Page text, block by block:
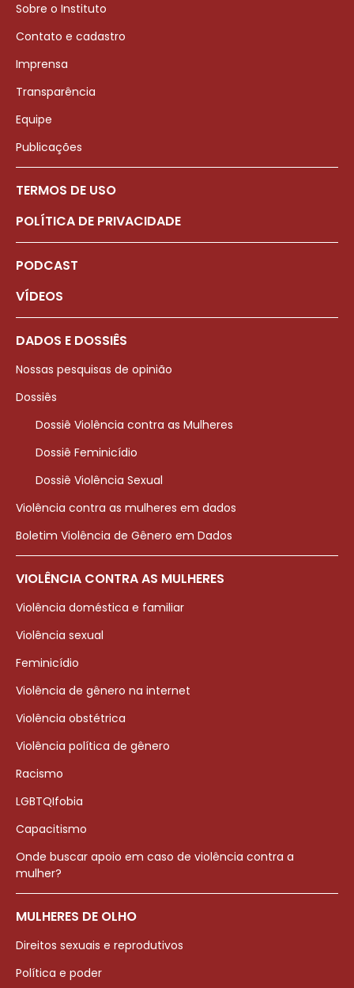
Sobre o Instituto
Contato e cadastro
Imprensa
Transparência
Equipe
Publicações
TERMOS DE USO
POLÍTICA DE PRIVACIDADE
PODCAST
VÍDEOS
DADOS E DOSSIÊS
Nossas pesquisas de opinião
Dossiês
Dossiê Violência contra as Mulheres
Dossiê Feminicídio
Dossiê Violência Sexual
Violência contra as mulheres em dados
Boletim Violência de Gênero em Dados
VIOLÊNCIA CONTRA AS MULHERES
Violência doméstica e familiar
Violência sexual
Feminicídio
Violência de gênero na internet
Violência obstétrica
Violência política de gênero
Racismo
LGBTQIfobia
Capacitismo
Onde buscar apoio em caso de violência contra a
mulher?
MULHERES DE OLHO
Direitos sexuais e reprodutivos
Política e poder